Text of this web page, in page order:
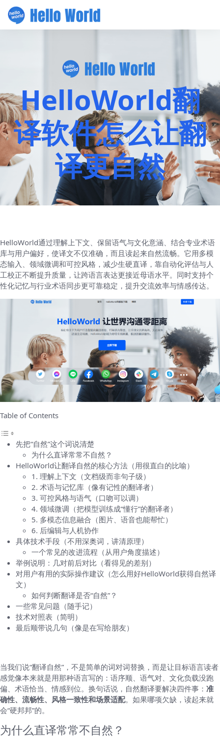
HelloWorld翻
译软件怎么让翻
译更自然
HelloWorld通过理解上下文、保留语气与文化意涵、结合专业术语
库与用户偏好，使译文不仅准确，而且读起来自然流畅。它用多模
态输入、领域微调和可控风格，减少生硬直译，靠自动化评估与人
工校正不断提升质量，让跨语言表达更接近母语水平。同时支持个
性化记忆与行业术语同步更可靠稳定，提升交流效率与情感传达。
Table of Contents
先把“自然”这个词说清楚
为什么直译常常不自然？
HelloWorld让翻译自然的核心方法（用很直白的比喻）
1. 理解上下文（文档级而非句子级）
2. 术语与记忆库（像有记性的翻译者）
3. 可控风格与语气（口吻可以调）
4. 领域微调（把模型训练成“懂行”的翻译者）
5. 多模态信息融合（图片、语音也能帮忙）
6. 后编辑与人机协作
具体技术手段（不用深奥词，讲清原理）
一个常见的改进流程（从用户角度描述）
举例说明：几对前后对比（看得见的差别）
对用户有用的实际操作建议（怎么用好HelloWorld获得自然译
文）
如何判断翻译是否“自然”？
一些常见问题（随手记）
技术对照表（简明）
最后顺带说几句（像是在写给朋友）
当我们说“翻译自然”，不是简单的词对词替换，而是让目标语言读者
感觉像本来就是用那种语言写的：语序顺、语气对、文化负载没跑
偏、术语恰当、情感到位。换句话说，自然翻译要解决四件事： 准
确性、流畅性、风格一致性和场景适配。如果哪项欠缺，读起来就
会“硬邦邦”的。
为什么直译常常不自然？